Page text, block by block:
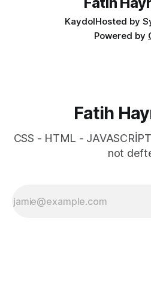
KaydolHosted by
Powered by
Fatih
CSS - HTML -
not